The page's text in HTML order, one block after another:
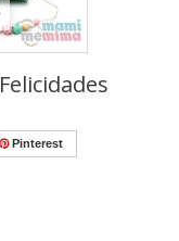
Pinterest